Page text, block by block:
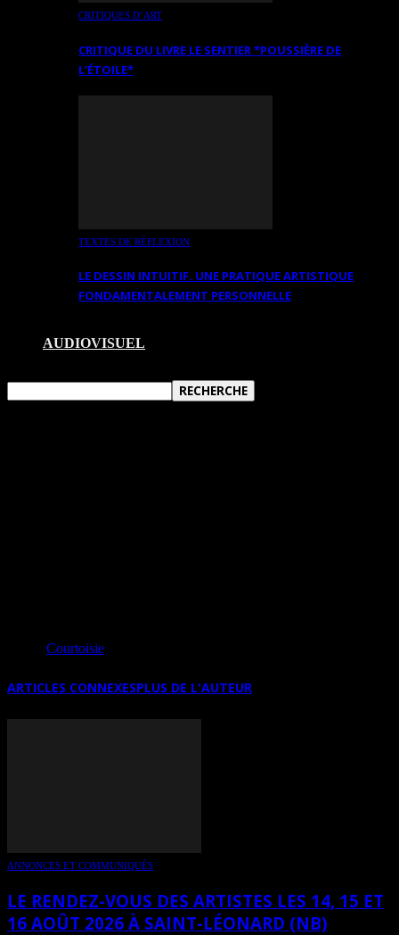
CRITIQUES D’ART
CRITIQUE DU LIVRE LE SENTIER *POUSSIÈRE DE
L’ÉTOILE*
TEXTES DE RÉFLEXION
LE DESSIN INTUITIF. UNE PRATIQUE ARTISTIQUE
FONDAMENTALEMENT PERSONNELLE
AUDIOVISUEL
Courtoisie
ARTICLES CONNEXESPLUS DE L'AUTEUR
ANNONCES ET COMMUNIQUÉS
LE RENDEZ-VOUS DES ARTISTES LES 14, 15 ET
16 AOÛT 2026 À SAINT-LÉONARD (NB)